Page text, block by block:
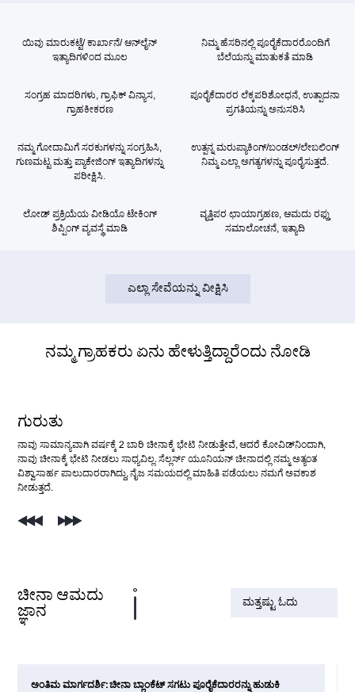
ಯಿವು ಮಾರುಕಟ್ಟೆ/ ಕಾರ್ಖಾನೆ/ ಆನ್‌ಲೈನ್
ಇತ್ಯಾದಿಗಳಿಂದ ಮೂಲ
ನಿಮ್ಮ ಹೆಸರಿನಲ್ಲಿ ಪೂರೈಕೆದಾರರೊಂದಿಗೆ
ಬೆಲೆಯನ್ನು ಮಾತುಕತೆ ಮಾಡಿ
ಸಂಗ್ರಹ ಮಾದರಿಗಳು, ಗ್ರಾಫಿಕ್ ವಿನ್ಯಾಸ,
ಗ್ರಾಹಕೀಕರಣ
ಪೂರೈಕೆದಾರರ ಲೆಕ್ಕಪರಿಶೋಧನೆ, ಉತ್ಪಾದನಾ
ಪ್ರಗತಿಯನ್ನು ಅನುಸರಿಸಿ
ನಮ್ಮ ಗೋದಾಮಿಗೆ ಸರಕುಗಳನ್ನು ಸಂಗ್ರಹಿಸಿ,
ಗುಣಮಟ್ಟ ಮತ್ತು ಪ್ಯಾಕೇಜಿಂಗ್ ಇತ್ಯಾದಿಗಳನ್ನು
ಪರೀಕ್ಷಿಸಿ.
ಉತ್ಪನ್ನ ಮರುಪ್ಯಾಕಿಂಗ್/ಬಂಡಲ್/ಲೇಬಲಿಂಗ್
ನಿಮ್ಮ ಎಲ್ಲಾ ಅಗತ್ಯಗಳನ್ನು ಪೂರೈಸುತ್ತದೆ.
ಲೋಡ್ ಪ್ರಕ್ರಿಯೆಯ ವೀಡಿಯೊ ಟೇಕಿಂಗ್
ಶಿಪ್ಪಿಂಗ್ ವ್ಯವಸ್ಥೆ ಮಾಡಿ
ವೃತ್ತಿಪರ ಛಾಯಾಗ್ರಹಣ, ಆಮದು ರಫ್ತು
ಸಮಾಲೋಚನೆ, ಇತ್ಯಾದಿ
ಎಲ್ಲಾ ಸೇವೆಯನ್ನು ವೀಕ್ಷಿಸಿ
ನಮ್ಮ ಗ್ರಾಹಕರು ಏನು ಹೇಳುತ್ತಿದ್ದಾರೆಂದು ನೋಡಿ
ಗುರುತು
ನಾವು ಸಾಮಾನ್ಯವಾಗಿ ವರ್ಷಕ್ಕೆ 2 ಬಾರಿ ಚೀನಾಕ್ಕೆ ಭೇಟಿ ನೀಡುತ್ತೇವೆ, ಆದರೆ ಕೋವಿಡ್‌ನಿಂದಾಗಿ,
ನಾವು ಚೀನಾಕ್ಕೆ ಭೇಟಿ ನೀಡಲು ಸಾಧ್ಯವಿಲ್ಲ. ಸೆಲ್ಲರ್ಸ್ ಯೂನಿಯನ್ ಚೀನಾದಲ್ಲಿ ನಮ್ಮ ಅತ್ಯಂತ
ವಿಶ್ವಾಸಾರ್ಹ ಪಾಲುದಾರರಾಗಿದ್ದು, ನೈಜ ಸಮಯದಲ್ಲಿ ಮಾಹಿತಿ ಪಡೆಯಲು ನಮಗೆ ಅವಕಾಶ
ನೀಡುತ್ತದೆ.
ಯುಲಿಯೆತ್
ನಮ್ಮ ಬೃಹತ್ ವ್ಯವಹಾರದ ಪ್ರಮಾಣದಿಂದಾಗಿ, ನಾವು ಚೀನಾದಲ್ಲಿ 3 ಸಹಕಾರಿ ಖರೀದಿ
ಏಜೆಂಟ್‌ಗಳನ್ನು ಹೊಂದಿದ್ದೇವೆ. ಮಾರಾಟಗಾರರ ಒಕ್ಕೂಟವು ನಮಗೆ ಒದಗಿಸುವ ಸೇವೆ
ಅತ್ಯುತ್ತಮವಾಗಿದೆ. ತುಂಬಾ ತೃಪ್ತಿಕರವಾಗಿದೆ!
ರಾವಂದ್
ನಾನು ಮೊದಲು ವಿಶ್ವಾಸಾರ್ಹವಲ್ಲದ ಪೂರೈಕೆದಾರರನ್ನು ಭೇಟಿಯಾಗಿದ್ದೇನೆ, ಆದ್ದರಿಂದ ನಾನು
ಚೀನೀ ಖರೀದಿ ಏಜೆಂಟ್‌ನ ಸಹಾಯವನ್ನು ಪಡೆಯಲು ನಿರ್ಧರಿಸಿದೆ. ನಿಮ್ಮನ್ನು ಕಂಡು ನನಗೆ ತುಂಬಾ
ಸಂತೋಷವಾಯಿತು. ನೀವು ನನಗೆ ಬಹಳಷ್ಟು ಸಹಾಯವನ್ನು ತಂದಿದ್ದೀರಿ.
ನಾಥನ್ ಹೆನ್ರಿ
ಉತ್ಪನ್ನ ಶೈಲಿ, ಬೆಲೆ ಮತ್ತು ಗುಣಮಟ್ಟ ಎಲ್ಲವೂ ಅತ್ಯುತ್ತಮವಾಗಿವೆ. ಮಾರಾಟಗಾರರ
ಒಕ್ಕೂಟದೊಂದಿಗೆ ಕೆಲಸ ಮಾಡಿದ ವರ್ಷಗಳಲ್ಲಿ, ನಮ್ಮ ಮಾರಾಟ ಹೆಚ್ಚಾಗಿದೆ. ಒಳ್ಳೆಯ ಕೆಲಸ!
ಮೊಹಮ್ಮದ್ ಇರ್ಫಾನ್
ಮಾರಾಟಗಾರರ ಒಕ್ಕೂಟವು ತುಂಬಾ ವೃತ್ತಿಪರವಾಗಿದೆ, ಅವರು ಯಾವಾಗಲೂ ನನ್ನ ಅಗತ್ಯಗಳನ್ನು
ತ್ವರಿತವಾಗಿ ಮತ್ತು ಪರಿಣಾಮಕಾರಿಯಾಗಿ ಪೂರೈಸುತ್ತಾರೆ. ಎಲ್ಲಕ್ಕಿಂತ ಮುಖ್ಯವಾಗಿ, ಅವರು ನನ್ನ
ಖರೀದಿ ವೆಚ್ಚವನ್ನು ಉಳಿಸಿದ್ದಾರೆ ಮತ್ತು ನನ್ನ ವ್ಯವಹಾರವು ಮತ್ತಷ್ಟು ಬೆಳೆದಿದೆ.
ಚೀನಾ ಆಮದು
ಜ್ಞಾನ
ಮತ್ತಷ್ಟು ಓದು
ಅಂತಿಮ ಮಾರ್ಗದರ್ಶಿ: ಚೀನಾ ಬ್ಲಾಂಕೆಟ್ ಸಗಟು ಪೂರೈಕೆದಾರರನ್ನು ಹುಡುಕಿ